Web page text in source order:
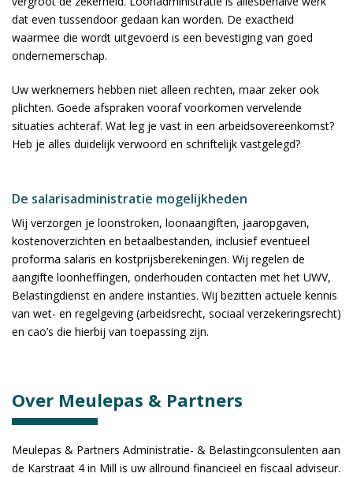
dat even tussendoor gedaan kan worden. De exactheid
waarmee die wordt uitgevoerd is een bevestiging van goed
ondernemerschap.
Uw werknemers hebben niet alleen rechten, maar zeker ook
plichten. Goede afspraken vooraf voorkomen vervelende
situaties achteraf. Wat leg je vast in een arbeidsovereenkomst?
Heb je alles duidelijk verwoord en schriftelijk vastgelegd?
De salarisadministratie mogelijkheden
Wij verzorgen je loonstroken, loonaangiften, jaaropgaven,
kostenoverzichten en betaalbestanden, inclusief eventueel
proforma salaris en kostprijsberekeningen. Wij regelen de
aangifte loonheffingen, onderhouden contacten met het UWV,
Belastingdienst en andere instanties. Wij bezitten actuele kennis
van wet- en regelgeving (arbeidsrecht, sociaal verzekeringsrecht)
en cao’s die hierbij van toepassing zijn.
Over Meulepas & Partners
Meulepas & Partners Administratie- & Belastingconsulenten aan
de Karstraat 4 in Mill is uw allround financieel en fiscaal adviseur.